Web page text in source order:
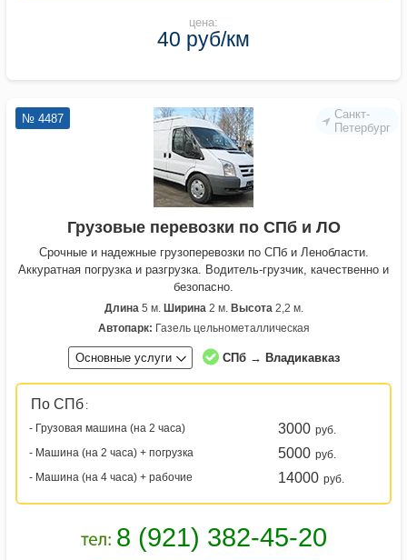
цена:
40 руб/км
Санкт-
Петербург
№ 4487
Грузовые перевозки по СПб и ЛО
Срочные и надежные грузоперевозки по СПб и Ленобласти.
Аккуратная погрузка и разгрузка. Водитель-грузчик, качественно и
безопасно.
Длина5 м. Ширина2 м. Высота2,2 м.
Автопарк: Газель цельнометаллическая
Основные услуги СПб → Владикавказ
По СПб :
- Грузовая машина (на 2 часа)
3000 руб.
- Машина (на 2 часа) + погрузка
5000 руб.
- Машина (на 4 часа) + рабочие
14000 руб.